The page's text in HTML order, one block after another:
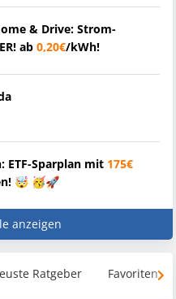
& Drive: Strom-
ab 0,20€/kWh!
ETF-Sparplan mit 175€
🤯 🥳🚀
anzeigen
Ratgeber Favoriten